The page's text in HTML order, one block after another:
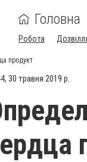
Головна
Робота
продукт
30 травня 2019 р.